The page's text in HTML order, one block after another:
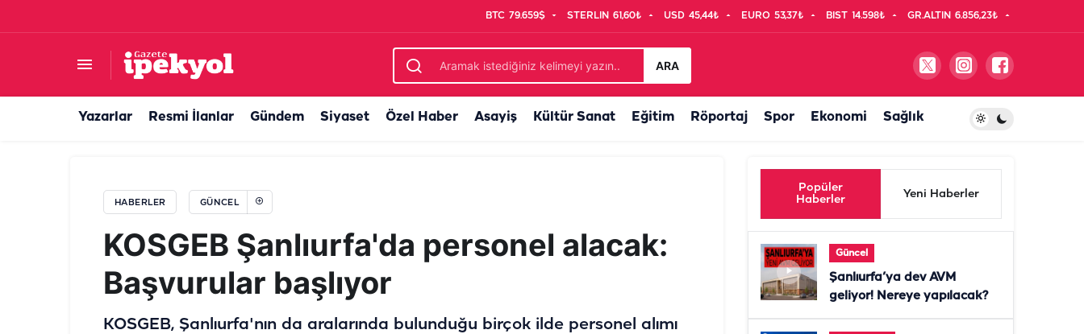
BTC 79.659$ STERLIN 61,60₺ USD 45,44₺ EURO 53,37₺ BIST 14.598₺ GR.ALTIN 6.856,23₺
ARA
Yazarlar Resmi İlanlar Gündem Siyaset Özel Haber Asayiş Kültür Sanat Eğitim Röportaj Spor Ekonomi Sağlık
HABERLER GÜNCEL
KOSGEB Şanlıurfa'da personel alacak:
Başvurular başlıyor
KOSGEB, Şanlıurfa'nın da aralarında bulunduğu birçok ilde personel alımı
Popüler
Haberler
Yeni Haberler
Güncel
Şanlıurfa’ya dev AVM
geliyor! Nereye yapılacak?
Minik kız için seferberlik! Şanlıurfa vekili devreye girdi, Ankara yolu açıldı